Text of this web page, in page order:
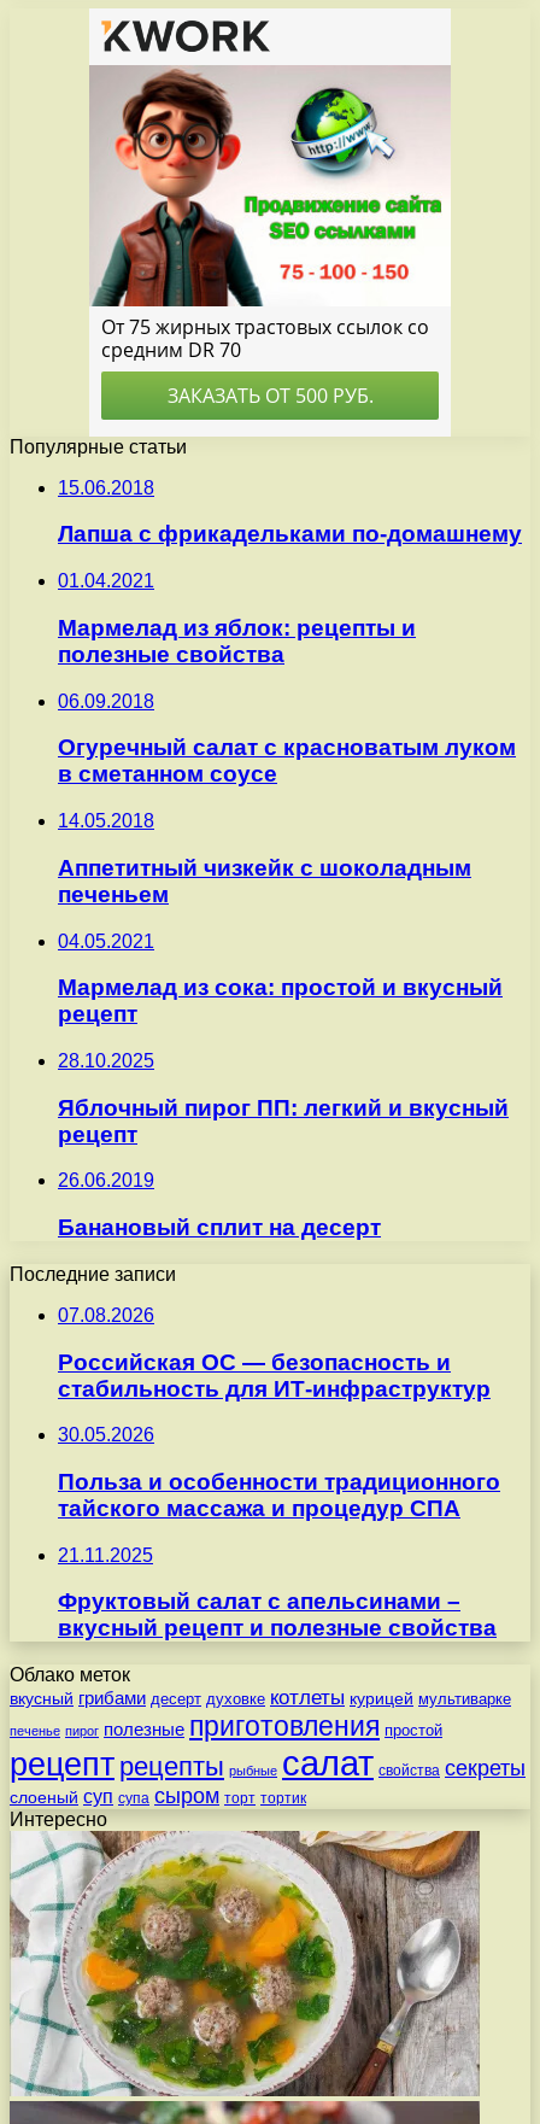
Популярные статьи
15.06.2018
Лапша с фрикадельками по-домашнему
01.04.2021
Мармелад из яблок: рецепты и
полезные свойства
06.09.2018
Огуречный салат с красноватым луком
в сметанном соусе
14.05.2018
Аппетитный чизкейк с шоколадным
печеньем
04.05.2021
Мармелад из сока: простой и вкусный
рецепт
28.10.2025
Яблочный пирог ПП: легкий и вкусный
рецепт
26.06.2019
Банановый сплит на десерт
Последние записи
07.08.2026
Российская ОС — безопасность и
стабильность для ИТ-инфраструктур
30.05.2026
Польза и особенности традиционного
тайского массажа и процедур СПА
21.11.2025
Фруктовый салат с апельсинами –
вкусный рецепт и полезные свойства
Облако меток
вкусный грибами десерт духовке котлеты курицей мультиварке
печенье пирог полезные приготовления простой
рецепт рецепты рыбные салат свойства секреты
слоеный суп супа сыром торт тортик
Интересно